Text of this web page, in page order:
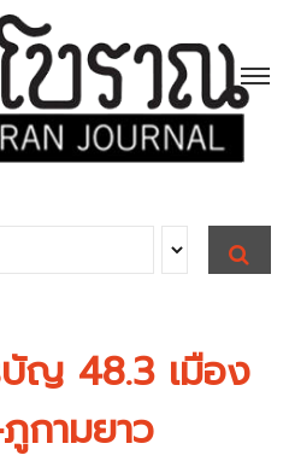
e
S
E
A
ญ 48.3 เมือง
กามยาว